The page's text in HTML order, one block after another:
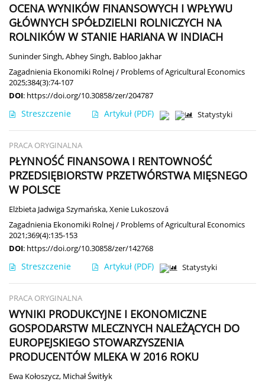
OCENA WYNIKÓW FINANSOWYCH I WPŁYWU
GŁÓWNYCH SPÓŁDZIELNI ROLNICZYCH NA
ROLNIKÓW W STANIE HARIANA W INDIACH
Suninder Singh,Abhey Singh, Babloo Jakhar
Zagadnienia Ekonomiki Rolnej / Problems of Agricultural Economics
2025;384(3):74-107
DOI: https://doi.org/10.30858/zer/204787
Streszczenie Artykuł (PDF) Statystyki
PRACA ORYGINALNA
PŁYNNOŚĆ FINANSOWA I RENTOWNOŚĆ
PRZEDSIĘBIORSTW PRZETWÓRSTWA MIĘSNEGO
W POLSCE
Elżbieta Jadwiga Szymańska,Xenie Lukoszová
Zagadnienia Ekonomiki Rolnej / Problems of Agricultural Economics
2021;369(4):135-153
DOI: https://doi.org/10.30858/zer/142768
Streszczenie Artykuł (PDF) Statystyki
PRACA ORYGINALNA
WYNIKI PRODUKCYJNE I EKONOMICZNE
GOSPODARSTW MLECZNYCH NALEŻĄCYCH DO
EUROPEJSKIEGO STOWARZYSZENIA
PRODUCENTÓW MLEKA W 2016 ROKU
Ewa Kołoszycz, Michał Świtłyk